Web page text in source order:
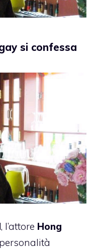
si confessa
, l’attore Hong